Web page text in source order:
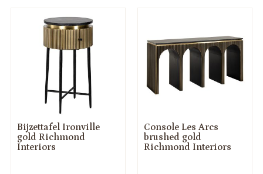
Bijzettafel Ironville
gold Richmond
Interiors
Console Les Arcs
brushed gold
Richmond Interiors